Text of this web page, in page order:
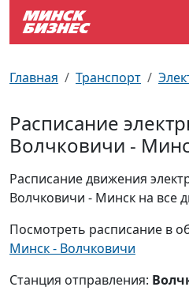
Главная Транспорт
Расписание
Волчковичи -
Расписание движения
Волчковичи - Минск на все
Посмотреть расписание в
Минск - Волчковичи
Станция отправления:
Возле метро
Почтовые индексы
Улицы Минска
Производственный
Схема метро
Пробки на дорогах
Самолеты